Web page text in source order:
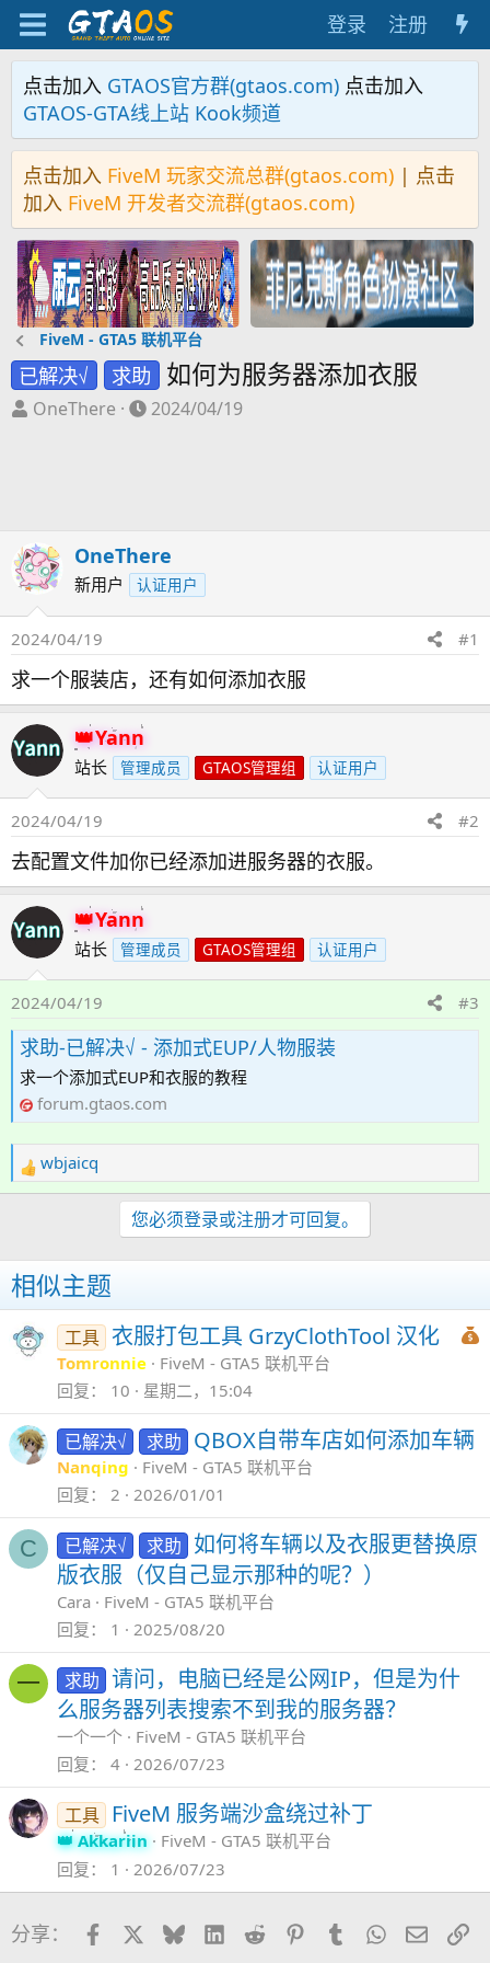
登录 注册
点击加入 GTAOS官方群(gtaos.com) 点击加入
GTAOS-GTA线上站 Kook频道
点击加入 FiveM 玩家交流总群(gtaos.com) | 点击
加入 FiveM 开发者交流群(gtaos.com)
FiveM - GTA5 联机平台
已解决√ 求助 如何为服务器添加衣服
主
OneThere
开
2024/04/19
OneThere
新用户 认证用户
2024/04/19 #1
求一个服装店，还有如何添加衣服
Yann
站长 管理成员 GTAOS管理组 认证用户
2024/04/19 #2
去配置文件加你已经添加进服务器的衣服。
Yann
站长 管理成员 GTAOS管理组 认证用户
2024/04/19 #3
求助-已解决√ - 添加式EUP/人物服装
求一个添加式EUP和衣服的教程
forum.gtaos.com
反
馈
wbjaicq
您必须登录或注册才可回复。
相似主题
工具 衣服打包工具 GrzyClothTool 汉化
Tomronnie
FiveM - GTA5 联机平台
回复
10 星期二，15:04
已解决√ 求助 QBOX自带车店如何添加车辆
Nanqing
FiveM - GTA5 联机平台
回复
2 2026/01/01
C 已解决√ 求助 如何将车辆以及衣服更替换原
版衣服（仅自己显示那种的呢？）
Cara
FiveM - GTA5 联机平台
回复
1 2025/08/20
一 求助 请问，电脑已经是公网IP，但是为什
么服务器列表搜索不到我的服务器？
一个一个
FiveM - GTA5 联机平台
回复
4 2026/07/23
工具 FiveM 服务端沙盒绕过补丁
Akkariin
FiveM - GTA5 联机平台
回复
1 2026/07/23
分享： FacebookBlueskyLinkedIn
Reddit PinterestTumblrWhatsApp
邮件